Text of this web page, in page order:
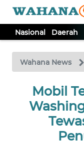
Nasional Daerah
Wahana News
Mobil
TV
Tutup
NASIONAL